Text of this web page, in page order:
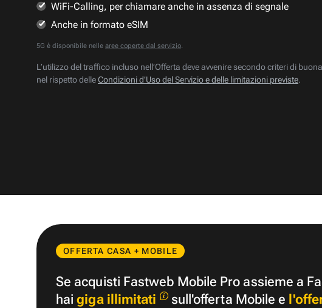
WiFi-Calling, per chiamare anche in assenza di segnale
Anche in formato eSIM
5G è disponibile nelle aree coperte dal servizio.
L’utilizzo del traffico incluso nell’Offerta deve avvenire secondo criteri di
nel rispetto delleCondizioni d’Uso del Servizio e delle limitazioni previste.
OFFERTA CASA + MOBILE
Se acquisti Fastweb Mobile Pro assieme a
haigiga illimitati sull'offerta Mobile e